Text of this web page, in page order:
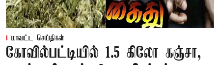
மாவட்ட செய்திகள்
கோவில்பட்டியில் 1.5 கிலோ கஞ்சா,